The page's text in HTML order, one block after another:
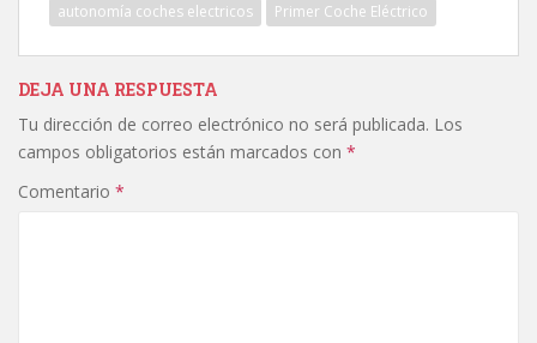
autonomía coches electricos Primer Coche Eléctrico
DEJA UNA RESPUESTA
Tu dirección de correo electrónico no será publicada. Los
campos obligatorios están marcados con *
Comentario *